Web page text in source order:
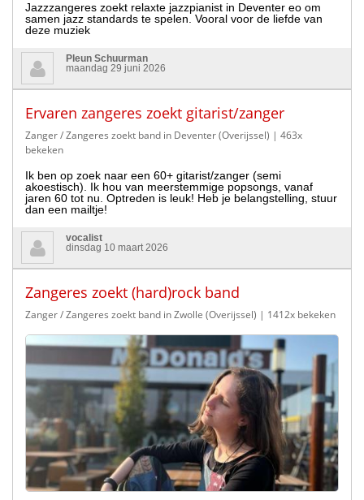
Jazzzangeres zoekt relaxte jazzpianist in Deventer eo om
samen jazz standards te spelen. Vooral voor de liefde van
deze muziek
Pleun Schuurman
maandag 29 juni 2026
Ervaren zangeres zoekt gitarist/zanger
Zanger / Zangeres zoekt band in Deventer (Overijssel) | 463x
bekeken
Ik ben op zoek naar een 60+ gitarist/zanger (semi
akoestisch). Ik hou van meerstemmige popsongs, vanaf
jaren 60 tot nu. Optreden is leuk! Heb je belangstelling, stuur
dan een mailtje!
vocalist
dinsdag 10 maart 2026
Zangeres zoekt (hard)rock band
Zanger / Zangeres zoekt band in Zwolle (Overijssel) | 1412x bekeken